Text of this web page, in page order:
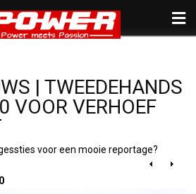
| TWEEDEHANDS
VOOR VERHOEF
voor een mooie reportage?
 